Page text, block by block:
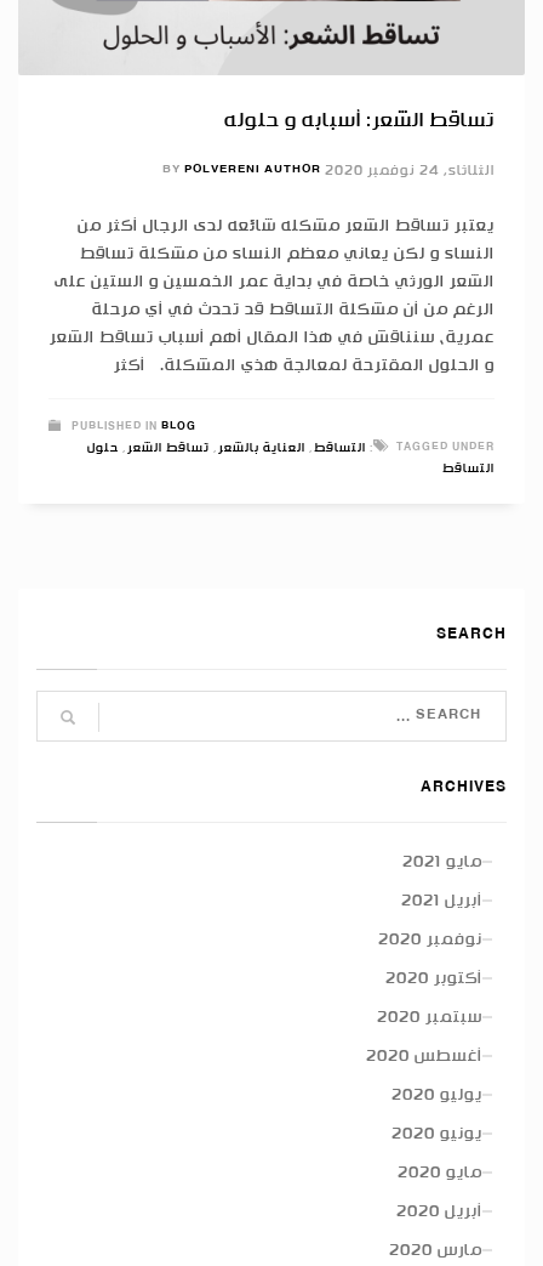
تساقط الشعر: أسبابه و حلوله
الثلاثاء, 24 نوفمبر 2020 BY POLVERENI AUTHOR
يعتبر تساقط الشعر مشكله شائعه لدى الرجال أكثر من
النساء و لكن يعاني معظم النساء من مشكلة تساقط
الشعر الورثي خاصة في بداية عمر الخمسين و الستين على
الرغم من أن مشكلة التساقط قد تحدث في أي مرحلة
عمرية، سنناقش في هذا المقال أهم أسباب تساقط الشعر
و الحلول المقترحة لمعالجة هذي المشكلة. أكثر
PUBLISHED IN BLOG
TAGGED UNDER:
التساقط, العناية بالشعر, تساقط الشعر, حلول
التساقط
SEARCH
ARCHIVES
مايو 2021
أبريل 2021
نوفمبر 2020
أكتوبر 2020
سبتمبر 2020
أغسطس 2020
يوليو 2020
يونيو 2020
مايو 2020
أبريل 2020
مارس 2020